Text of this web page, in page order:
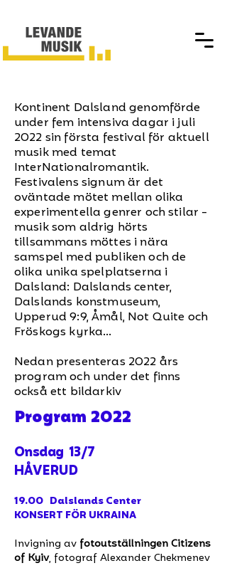
Kontinent Dalsland genomförde
under fem intensiva dagar i juli
2022 sin första festival för aktuell
musik med temat
InterNationalromantik.
Festivalens signum är det
oväntade mötet mellan olika
experimentella genrer och stilar -
musik som aldrig hörts
tillsammans möttes i nära
samspel med publiken och de
olika unika spelplatserna i
Dalsland: Dalslands center,
Dalslands konstmuseum,
Upperud 9:9, Åmål, Not Quite och
Fröskogs kyrka…
Nedan presenteras 2022 års
program och under det finns
också ett bildarkiv
Program 2022
Onsdag 13/7
HÅVERUD
19.00 Dalslands Center
KONSERT FÖR UKRAINA
Invigning av fotoutställningen Citizens
of Kyiv, fotograf Alexander Chekmenev